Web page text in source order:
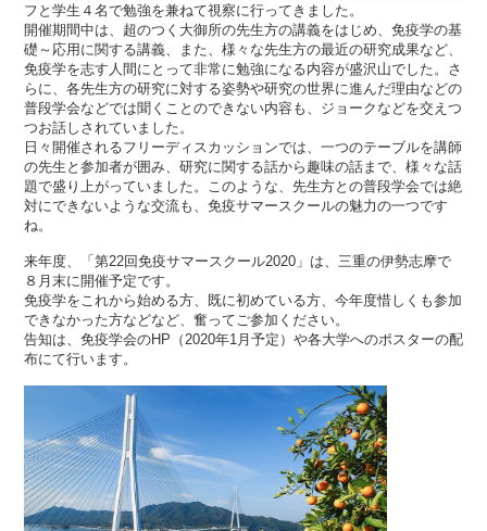
フと学生４名で勉強を兼ねて視察に行ってきました。
開催期間中は、超のつく大御所の先生方の講義をはじめ、免疫学の基
礎～応用に関する講義、また、様々な先生方の最近の研究成果など、
免疫学を志す人間にとって非常に勉強になる内容が盛沢山でした。さ
らに、各先生方の研究に対する姿勢や研究の世界に進んだ理由などの
普段学会などでは聞くことのできない内容も、ジョークなどを交えつ
つお話しされていました。
日々開催されるフリーディスカッションでは、一つのテーブルを講師
の先生と参加者が囲み、研究に関する話から趣味の話まで、様々な話
題で盛り上がっていました。このような、先生方との普段学会では絶
対にできないような交流も、免疫サマースクールの魅力の一つです
ね。
来年度、「第22回免疫サマースクール2020」は、三重の伊勢志摩で
８月末に開催予定です。
免疫学をこれから始める方、既に初めている方、今年度惜しくも参加
できなかった方などなど、奮ってご参加ください。
告知は、免疫学会のHP（2020年1月予定）や各大学へのポスターの配
布にて行います。